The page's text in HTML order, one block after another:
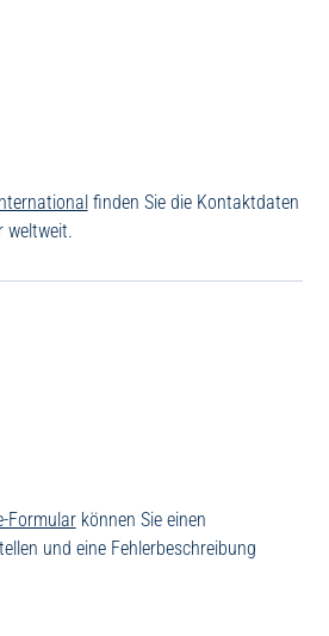
finden Sie die Kontaktdaten
weltweit.
Formularkönnen Sie einen
und eine Fehlerbeschreibung